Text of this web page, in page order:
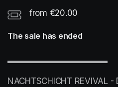
from €20.00
The sale has ended
▬▬▬▬▬▬▬▬▬▬▬▬
NACHTSCHICHT REVIVAL -